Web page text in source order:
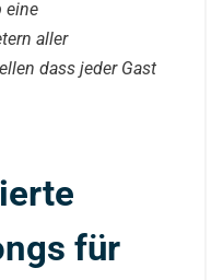
eine
aller
dass jeder Gast
für